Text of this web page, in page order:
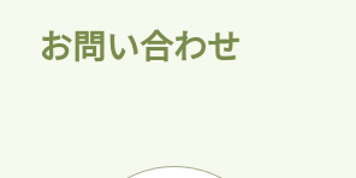
お問い合わせ